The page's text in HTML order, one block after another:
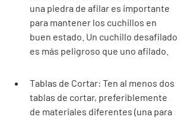
una piedra de afilar es importante
para mantener los cuchillos en
buen estado. Un cuchillo desafilado
es más peligroso que uno afilado.
Tablas de Cortar: Ten al menos dos
tablas de cortar, preferiblemente
de materiales diferentes (una para